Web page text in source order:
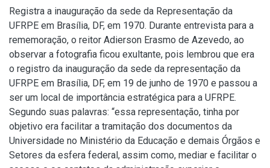
Registra a inauguração da sede da Representação da
UFRPE em Brasília, DF, em 1970. Durante entrevista para a
rememoração, o reitor Adierson Erasmo de Azevedo, ao
observar a fotografia ficou exultante, pois lembrou que era
o registro da inauguração da sede da representação da
UFRPE em Brasília, DF, em 19 de junho de 1970 e passou a
ser um local de importância estratégica para a UFRPE.
Segundo suas palavras: “essa representação, tinha por
objetivo era facilitar a tramitação dos documentos da
Universidade no Ministério da Educação e demais Órgãos e
Setores da esfera federal, assim como, mediar e facilitar o